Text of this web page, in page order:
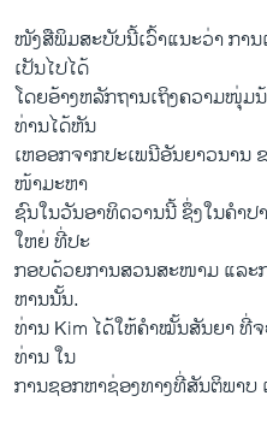
ໜັງສືພິມ​ສະບັບ​ນີ້ເວົ້າ​ແນະ​ວ່າ ​ການ​
ເປັນໄປ​ໄດ້ ​
ໂດຍ​ອ້າງຫລັກ​ຖານເຖິງຄວາມໜຸ່ມ
ທ່ານໄດ້ຫັນ​
ເຫ​ອອກຈາກປະ​ເພນີ​ອັນ​ຍາວ​ນານ
ໜ້າມະຫາ
ຊົນ​ໃນ​ວັນ​ອາທິດວານ​ນີ້ ຊຶ່ງໃນຄໍາ
ໃຫຍ່ ທີ່​ປະ
ກອບ​ດ້ວຍ​ການສວນສະໜາມ​ ແລະ​
ຫາ​ນນັ້ນ.
ທ່າ​ນ Kim ​ໄດ້ໃຫ້​ຄໍາ​ໝັ້ນ​ສັນຍາ ​ທີ່​
ທ່ານ​ ​ໃນ​
ການ​ຊອກ​ຫາ​ຊ່ອງ​ທາງທີ່​ສັນ​ຕິພາບ